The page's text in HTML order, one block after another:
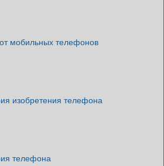
мобильных телефонов
изобретения телефона
телефона